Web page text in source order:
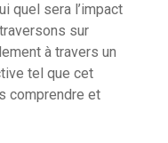
quel sera l’impact
sur
à travers un
tel que cet
comprendre et